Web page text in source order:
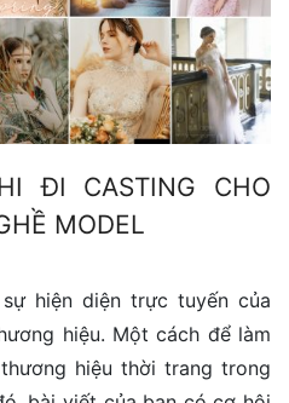
ĐI CASTING CHO
MODEL
hiện diện trực tuyến của
hiệu. Một cách để làm
hiệu thời trang trong